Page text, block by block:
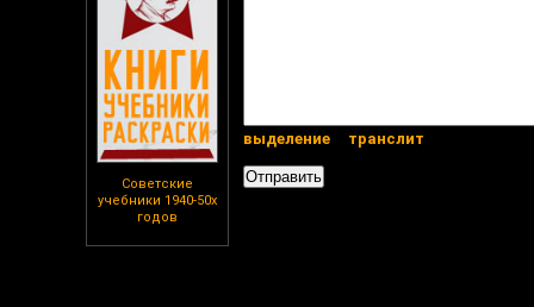
Советские
учебники 1940-50х
годов
выделение транслит